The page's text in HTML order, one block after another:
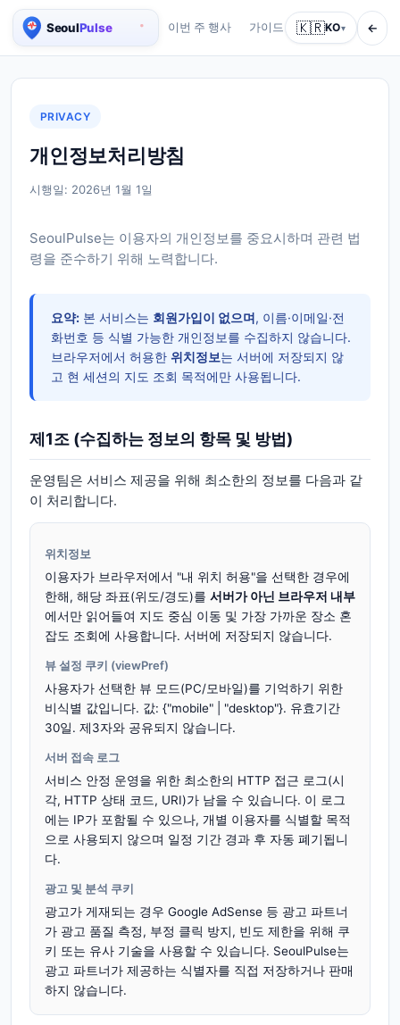
서울 실시간 인구 지도
이번 주 행사 가이드 회사 소개 서비
🇰🇷KO▾ ←
PRIVACY
개인정보처리방침
시행일: 2026년 1월 1일
SeoulPulse는 이용자의 개인정보를 중요시하며 관련 법
령을 준수하기 위해 노력합니다.
요약: 본 서비스는 회원가입이 없으며, 이름·이메일·전
화번호 등 식별 가능한 개인정보를 수집하지 않습니다.
브라우저에서 허용한 위치정보는 서버에 저장되지 않
고 현 세션의 지도 조회 목적에만 사용됩니다.
제1조 (수집하는 정보의 항목 및 방법)
운영팀은 서비스 제공을 위해 최소한의 정보를 다음과 같
이 처리합니다.
위치정보
이용자가 브라우저에서 "내 위치 허용"을 선택한 경우에
한해, 해당 좌표(위도/경도)를 서버가 아닌 브라우저 내부
에서만 읽어들여 지도 중심 이동 및 가장 가까운 장소 혼
잡도 조회에 사용합니다. 서버에 저장되지 않습니다.
뷰 설정 쿠키 (viewPref)
사용자가 선택한 뷰 모드(PC/모바일)를 기억하기 위한
비식별 값입니다. 값: {"mobile" | "desktop"}. 유효기간
30일. 제3자와 공유되지 않습니다.
서버 접속 로그
서비스 안정 운영을 위한 최소한의 HTTP 접근 로그(시
각, HTTP 상태 코드, URI)가 남을 수 있습니다. 이 로그
에는 IP가 포함될 수 있으나, 개별 이용자를 식별할 목적
으로 사용되지 않으며 일정 기간 경과 후 자동 폐기됩니
다.
광고 및 분석 쿠키
광고가 게재되는 경우 Google AdSense 등 광고 파트너
가 광고 품질 측정, 부정 클릭 방지, 빈도 제한을 위해 쿠
키 또는 유사 기술을 사용할 수 있습니다. SeoulPulse는
광고 파트너가 제공하는 식별자를 직접 저장하거나 판매
하지 않습니다.